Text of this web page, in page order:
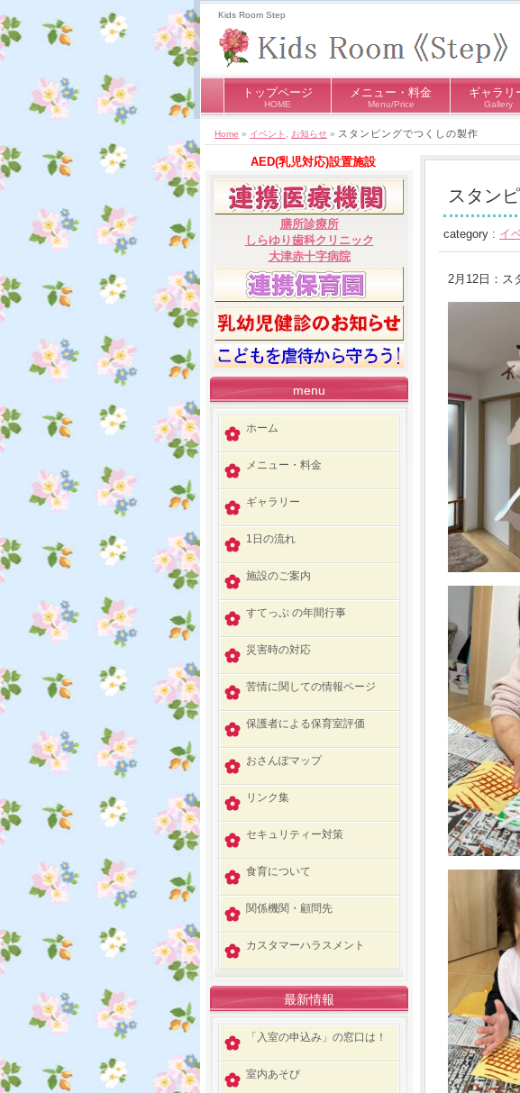
Kids Room Step
トップページ
HOME
メニュー・料金
Menu/Price
ギャラリ
Gallery
Home » イベント お知らせ » スタンピングでつくしの製作
スタン
category : イ
2月12日：ス
AED(乳児対応)設置施設
膳所診療所
しらゆり歯科クリニック
大津赤十字病院
menu
ホーム
メニュー・料金
ギャラリー
1日の流れ
施設のご案内
すてっぷ の年間行事
災害時の対応
苦情に関しての情報ページ
保護者による保育室評価
おさんぽマップ
リンク集
セキュリティー対策
食育について
関係機関・顧問先
カスタマーハラスメント
最新情報
「入室の申込み」の窓口は！
室内あそび